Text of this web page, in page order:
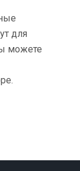
для
можете